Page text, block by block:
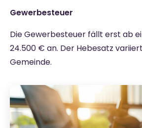
Gewerbesteuer
Die Gewerbesteuer fällt erst ab
24.500 € an. Der Hebesatz
Gemeinde.